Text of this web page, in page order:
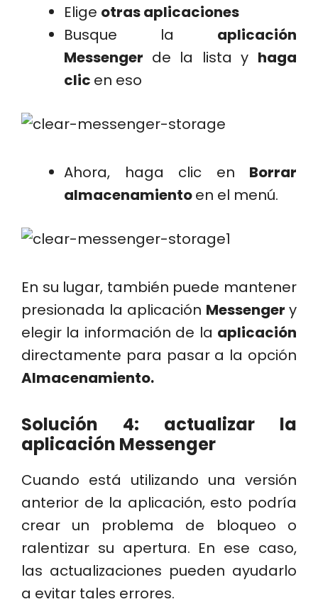
Elige otras aplicaciones
Busque la aplicación
Messenger de la lista y haga
clic en eso
Ahora, haga clic en Borrar
almacenamientoen el menú.
En su lugar, también puede mantener
presionada la aplicación Messenger y
elegir la información de la aplicación
directamente para pasar a la opción
Almacenamiento.
Solución 4: actualizar la
aplicación Messenger
Cuando está utilizando una versión
anterior de la aplicación, esto podría
crear un problema de bloqueo o
ralentizar su apertura. En ese caso,
las actualizaciones pueden ayudarlo
a evitar tales errores.